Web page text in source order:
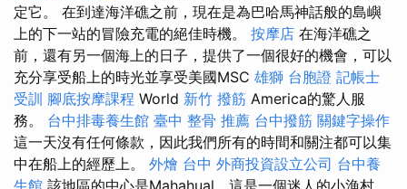
定它。 在到達海洋礁之前，現在是為巴哈馬神話般的島嶼
上的下一站的冒險充電的絕佳時機。 按摩店 在海洋礁之
前，還有另一個海上的日子，提供了一個很好的機會，可以
充分享受船上的時光並享受美國MSC 雄獅 台胞證 記帳士
受訓 腳底按摩課程 World 新竹 撥筋 America的驚人服
務。 台中排毒養生館 臺中 整骨 推薦 台中撥筋 關鍵字操作
這一天沒有任何條款，因此我們所有的時間和關注都可以集
中在船上的經歷上。 外燴 台中 外商投資設立公司 台中養
生館 該地區的中心是Mahahual，這是一個迷人的小漁村，